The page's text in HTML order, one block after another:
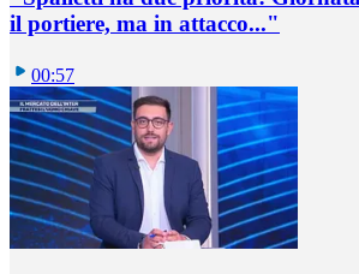
il portiere, ma in attacco..."
00:57